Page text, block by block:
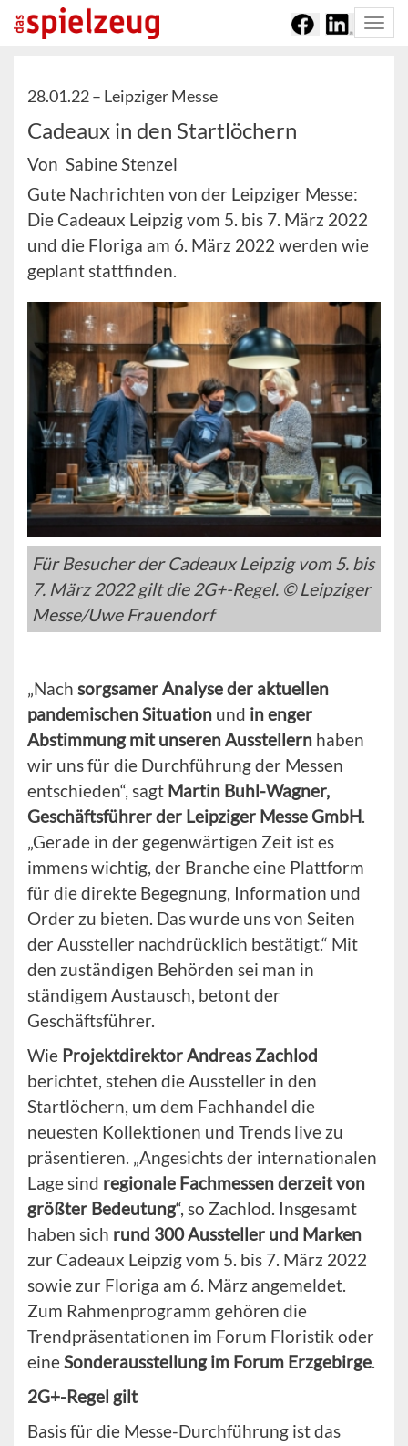
28.01.22 – Leipziger Messe
Cadeaux in den Startlöchern
Von Sabine Stenzel
Gute Nachrichten von der Leipziger Messe:
Die Cadeaux Leipzig vom 5. bis 7. März 2022
und die Floriga am 6. März 2022 werden wie
geplant stattfinden.
Für Besucher der Cadeaux Leipzig vom 5. bis
7. März 2022 gilt die 2G+-Regel. © Leipziger
Messe/Uwe Frauendorf
„Nach sorgsamer Analyse der aktuellen
pandemischen Situation und in enger
Abstimmung mit unseren Ausstellern haben
wir uns für die Durchführung der Messen
entschieden“, sagt Martin Buhl-Wagner,
Geschäftsführer der Leipziger Messe GmbH.
„Gerade in der gegenwärtigen Zeit ist es
immens wichtig, der Branche eine Plattform
für die direkte Begegnung, Information und
Order zu bieten. Das wurde uns von Seiten
der Aussteller nachdrücklich bestätigt.“ Mit
den zuständigen Behörden sei man in
ständigem Austausch, betont der
Geschäftsführer.
Wie Projektdirektor Andreas Zachlod
berichtet, stehen die Aussteller in den
Startlöchern, um dem Fachhandel die
neuesten Kollektionen und Trends live zu
präsentieren. „Angesichts der internationalen
Lage sind regionale Fachmessen derzeit von
größter Bedeutung“, so Zachlod. Insgesamt
haben sich rund 300 Aussteller und Marken
zur Cadeaux Leipzig vom 5. bis 7. März 2022
sowie zur Floriga am 6. März angemeldet.
Zum Rahmenprogramm gehören die
Trendpräsentationen im Forum Floristik oder
eineSonderausstellung im Forum Erzgebirge.
2G+-Regel gilt
Basis für die Messe-Durchführung ist das